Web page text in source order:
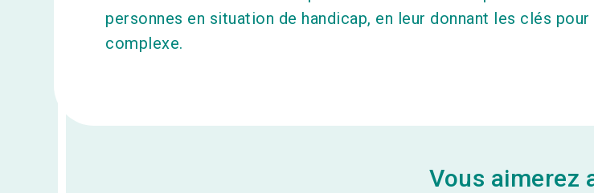
personnes en situation de handicap, en leur donnant les clés
complexe.
Vous aimerez